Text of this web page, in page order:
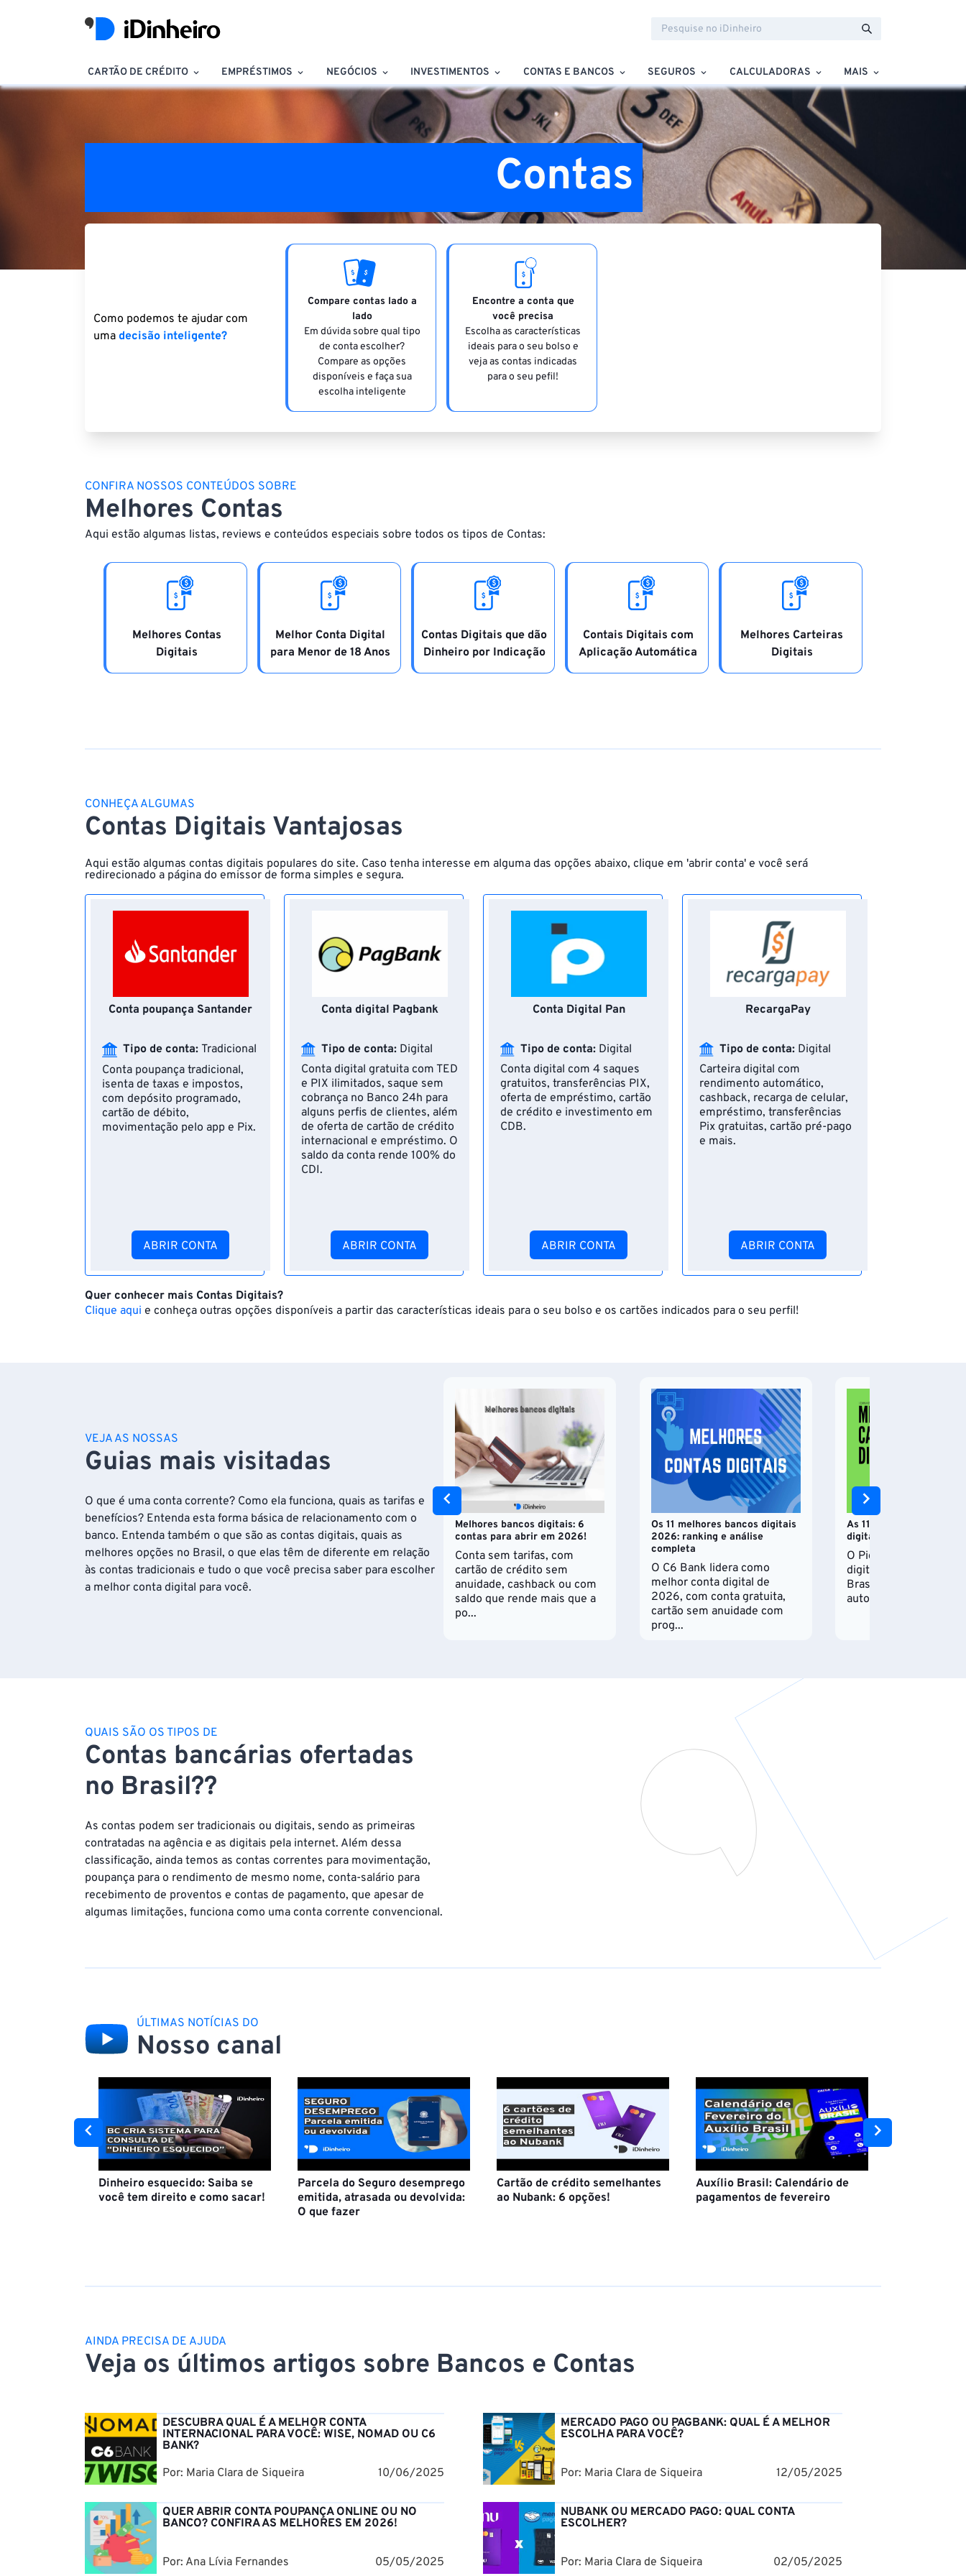
CARTÃO DE CRÉDITO EMPRÉSTIMOS NEGÓCIOS INVESTIMENTOS CONTAS E BANCOS SEGUROS CALCULADORAS MAIS
Contas
Como podemos te ajudar com
uma decisão inteligente?
Compare contas lado a
lado
Em dúvida sobre qual tipo
de conta escolher?
Compare as opções
disponíveis e faça sua
escolha inteligente
Encontre a conta que
você precisa
Escolha as características
ideais para o seu bolso e
veja as contas indicadas
para o seu pefil!
CONFIRA NOSSOS CONTEÚDOS SOBRE
Melhores Contas
Aqui estão algumas listas, reviews e conteúdos especiais sobre todos os tipos de Contas:
Melhores Contas
Digitais
Melhor Conta Digital
para Menor de 18 Anos
Contas Digitais que dão
Dinheiro por Indicação
Contais Digitais com
Aplicação Automática
Melhores Carteiras
Digitais
CONHEÇA ALGUMAS
Contas Digitais Vantajosas
Aqui estão algumas contas digitais populares do site. Caso tenha interesse em alguma das opções abaixo, clique em 'abrir conta' e você será
redirecionado a página do emissor de forma simples e segura.
Conta poupança Santander
Tipo de conta: Tradicional
Conta poupança tradicional,
isenta de taxas e impostos,
com depósito programado,
cartão de débito,
movimentação pelo app e Pix.
ABRIR CONTA
Conta digital Pagbank
Tipo de conta: Digital
Conta digital gratuita com TED
e PIX ilimitados, saque sem
cobrança no Banco 24h para
alguns perfis de clientes, além
de oferta de cartão de crédito
internacional e empréstimo. O
saldo da conta rende 100% do
CDI.
ABRIR CONTA
Conta Digital Pan
Tipo de conta: Digital
Conta digital com 4 saques
gratuitos, transferências PIX,
oferta de empréstimo, cartão
de crédito e investimento em
CDB.
ABRIR CONTA
RecargaPay
Tipo de conta: Digital
Carteira digital com
rendimento automático,
cashback, recarga de celular,
empréstimo, transferências
Pix gratuitas, cartão pré-pago
e mais.
ABRIR CONTA
Quer conhecer mais Contas Digitais?
Clique aqui e conheça outras opções disponíveis a partir das características ideais para o seu bolso e os cartões indicados para o seu perfil!
VEJA AS NOSSAS
Guias mais visitadas
O que é uma conta corrente? Como ela funciona, quais as tarifas e
benefícios? Entenda esta forma básica de relacionamento com o
banco. Entenda também o que são as contas digitais, quais as
melhores opções no Brasil, o que elas têm de diferente em relação
às contas tradicionais e tudo o que você precisa saber para escolher
a melhor conta digital para você.
Melhores bancos digitais: 6
contas para abrir em 2026!
Conta sem tarifas, com
cartão de crédito sem
anuidade, cashback ou com
saldo que rende mais que a
po...
Os 11 melhores bancos digitais
2026: ranking e análise
completa
O C6 Bank lidera como
melhor conta digital de
2026, com conta gratuita,
cartão sem anuidade com
prog...
As 11 melhores carteiras
digitais para 2025
O PicPay é uma das
digitais mais
Brasil, com
automático de 102%
QUAIS SÃO OS TIPOS DE
Contas bancárias ofertadas
no Brasil??
As contas podem ser tradicionais ou digitais, sendo as primeiras
contratadas na agência e as digitais pela internet. Além dessa
classificação, ainda temos as contas correntes para movimentação,
poupança para o rendimento de mesmo nome, conta-salário para
recebimento de proventos e contas de pagamento, que apesar de
algumas limitações, funciona como uma conta corrente convencional.
ÚLTIMAS NOTÍCIAS DO
Nosso canal
Dinheiro esquecido: Saiba se
você tem direito e como sacar!
Parcela do Seguro desemprego
emitida, atrasada ou devolvida:
O que fazer
Cartão de crédito semelhantes
ao Nubank: 6 opções!
Auxílio Brasil: Calendário de
pagamentos de fevereiro
AINDA PRECISA DE AJUDA
Veja os últimos artigos sobre Bancos e Contas
DESCUBRA QUAL É A MELHOR CONTA
INTERNACIONAL PARA VOCÊ: WISE, NOMAD OU C6
BANK?
Por: Maria Clara de Siqueira
10/06/2025
MERCADO PAGO OU PAGBANK: QUAL É A MELHOR
ESCOLHA PARA VOCÊ?
Por: Maria Clara de Siqueira 12/05/2025
QUER ABRIR CONTA POUPANÇA ONLINE OU NO
BANCO? CONFIRA AS MELHORES EM 2026!
Por: Ana Lívia Fernandes 05/05/2025
NUBANK OU MERCADO PAGO: QUAL CONTA
ESCOLHER?
Por: Maria Clara de Siqueira 02/05/2025